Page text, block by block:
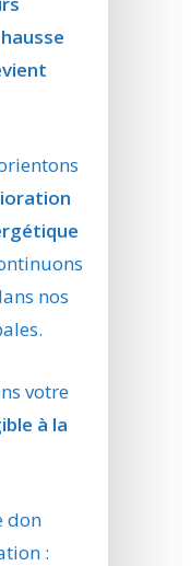
nos
votre
à la
don
: